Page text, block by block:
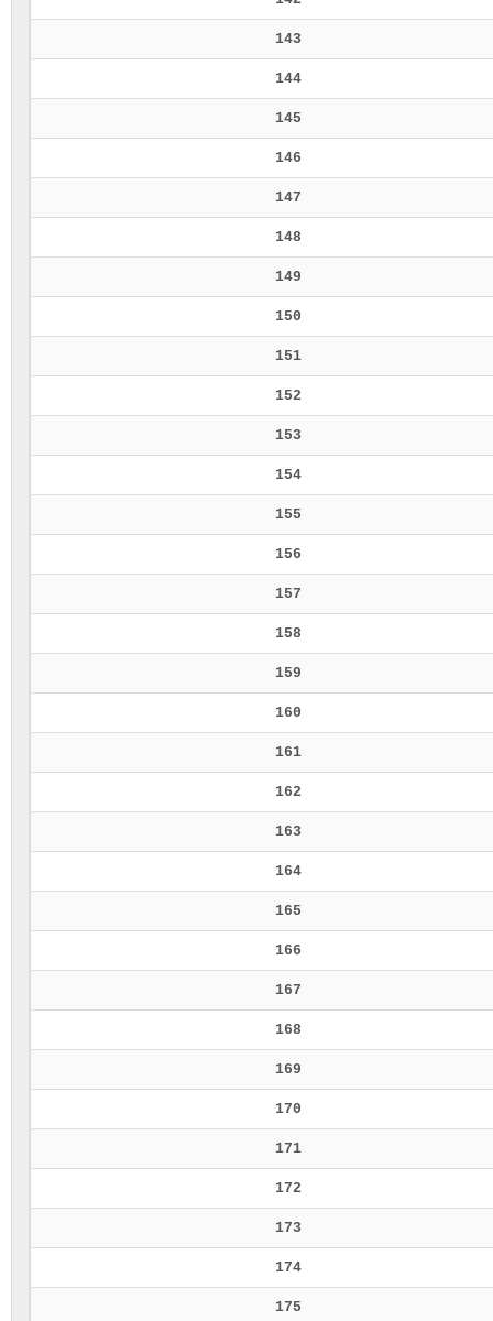
143
144
145
146
147
148
149
150
151
152
153
154
155
156
157
158
159
160
161
162
163
164
165
166
167
168
169
170
171
172
173
174
175